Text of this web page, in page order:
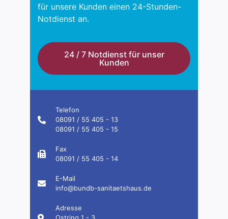
für unsere Kunden einen 24-Stunden-
Notdienst an.
24 / 7 Notdienst für unser
Kunden
Telefon
08091 / 55 405 - 13
08091 / 55 405 - 15
Fax
08091 / 55 405 - 14
E-Mail
info@bundb-sanitaetshaus.de
Adresse